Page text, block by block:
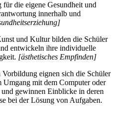
die eigene Gesundheit und
innerhalb und
und Kultur bilden die Schüler
entwickeln ihre individuelle
[ästhetisches Empfinden]
eignen sich die Schüler
Umgang mit dem Computer oder
gewinnen Einblicke in deren
bei der Lösung von Aufgaben.